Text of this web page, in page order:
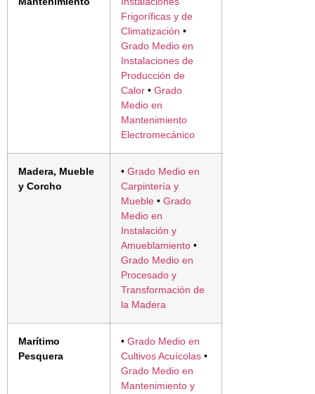
Frigoríficas y de
Climatización •
Grado Medio en
Instalaciones de
Producción de
Calor • Grado
Medio en
Mantenimiento
Electromecánico
Madera, Mueble
y Corcho
• Grado Medio en
Carpintería y
Mueble • Grado
Medio en
Instalación y
Amueblamiento •
Grado Medio en
Procesado y
Transformación de
la Madera
Marítimo
Pesquera
• Grado Medio en
Cultivos Acuícolas •
Grado Medio en
Mantenimiento y